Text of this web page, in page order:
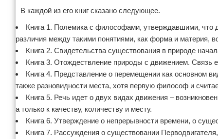
В каждой из его книг сказано следующее.
Книга 1. Полемика с философами, утверждавшими, что
различия между такими понятиями, как форма и материя,
Книга 2. Свидетельства существования в природе
Книга 3. Отождествление природы с движением. Связь
Книга 4. Представление о перемещении как основном
также разновидности места, хотя первую философ и
Книга 5. Речь идет о двух видах движения –
а только к качеству, количеству и месту.
Книга 6. Утверждение о непрерывности времени, о
Книга 7. Рассуждения о существовании